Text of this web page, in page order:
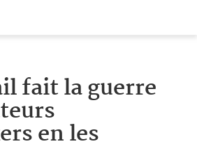
fait la guerre
en les